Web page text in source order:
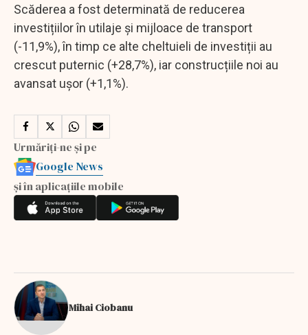
Scăderea a fost determinată de reducerea
investițiilor în utilaje și mijloace de transport
(-11,9%), în timp ce alte cheltuieli de investiții au
crescut puternic (+28,7%), iar construcțiile noi au
avansat ușor (+1,1%).
Urmăriți-ne și pe
Google News
și în aplicațiile mobile
Mihai Ciobanu